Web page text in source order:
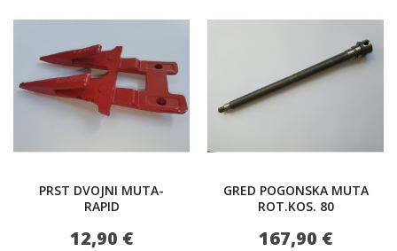
PRST DVOJNI MUTA-
RAPID
12,90 €
GRED POGONSKA MUTA
ROT.KOS. 80
167,90 €